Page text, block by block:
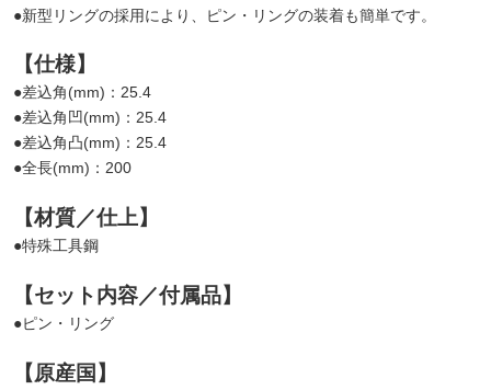
●新型リングの採用により、ピン・リングの装着も簡単です。
【仕様】
●差込角(mm)：25.4
●差込角凹(mm)：25.4
●差込角凸(mm)：25.4
●全長(mm)：200
【材質／仕上】
●特殊工具鋼
【セット内容／付属品】
●ピン・リング
【原産国】